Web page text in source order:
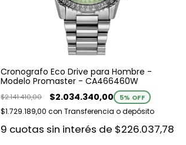
Cronografo Eco Drive para Hombre -
Modelo Promaster - CA466460W
$2.141.410,00 $2.034.340,00 5% OFF
$1.729.189,00con Transferencia o depósito
9 cuotas sin interés de $226.037,78